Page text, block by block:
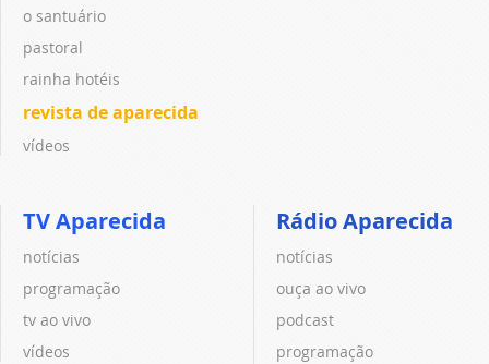
o santuário
pastoral
rainha hotéis
revista de aparecida
vídeos
TV Aparecida
notícias
programação
tv ao vivo
vídeos
Rádio Aparecida
notícias
ouça ao vivo
podcast
programação